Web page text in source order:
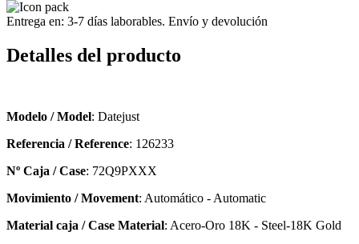
Entrega en: 3-7 días laborables. Envío y devolución
Detalles del producto
Modelo / Model: Datejust
Referencia / Reference: 126233
Nº Caja / Case: 72Q9PXXX
Movimiento / Movement: Automático - Automatic
Material caja / Case Material: Acero-Oro 18K - Steel-18K Gold